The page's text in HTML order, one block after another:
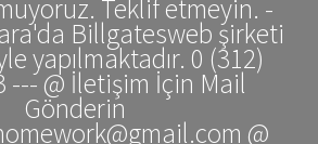
Teklif etmeyin. -
Billgatesweb şirketi
yapılmaktadır. 0 (312)
--- @ İletişim İçin Mail
Gönderin
@